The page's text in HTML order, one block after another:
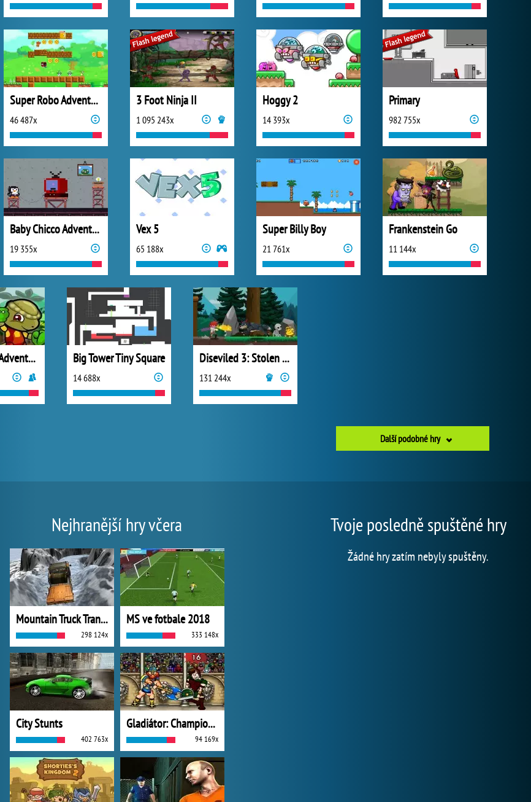
Super Robo Adventure
46 487x
3 Foot Ninja II
1 095 243x
Hoggy 2
14 393x
Primary
982 755x
Baby Chicco Adventures
19 355x
Vex 5
65 188x
Super Billy Boy
21 761x
Frankenstein Go
11 144x
Dino Squad Adventure Big Tower Tiny Square
14 688x
Diseviled 3: Stolen Kingdom
131 244x
Další podobné hry
Nejhranější hry včera
Mountain Truck Transport
298 124x
MS ve fotbale 2018
333 148x
City Stunts
402 763x
Gladiátor: Champions Sprint
94 169x
Tvoje posledně spuštěné hry
Žádné hry zatím nebyly spuštěny.